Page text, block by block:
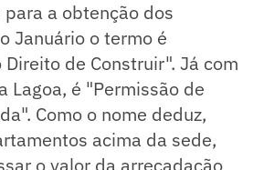
a obtenção dos
Januário o termo é
de Construir". Já com
Lagoa, é "Permissão de
Como o nome deduz,
acima da sede,
o valor da arrecadação